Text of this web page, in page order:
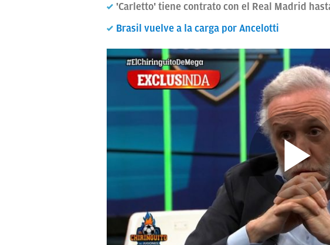
'Carletto' tiene contrato con el Real Madrid
Brasil vuelve a la carga por Ancelotti